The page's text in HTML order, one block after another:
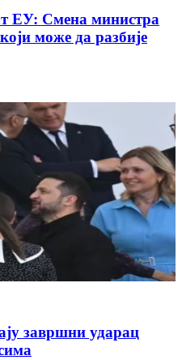
ЕУ: Смена министра
може да разбије
завршни ударац